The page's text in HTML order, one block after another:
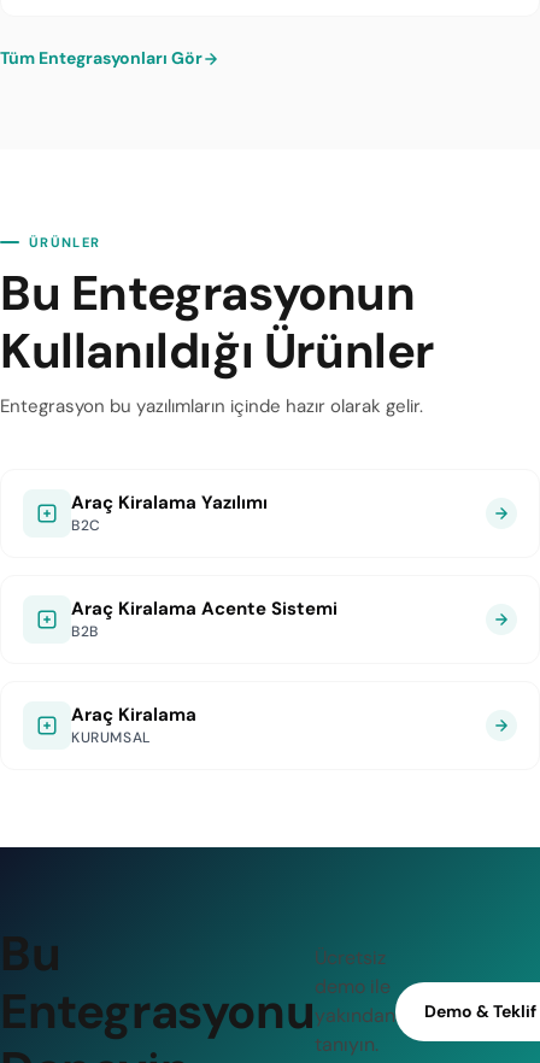
Tüm Entegrasyonları Gör
ÜRÜNLER
Bu Entegrasyonun
Kullanıldığı Ürünler
Entegrasyon bu yazılımların içinde hazır olarak gelir.
Araç Kiralama Yazılımı
B2C
Araç Kiralama Acente Sistemi
B2B
Araç Kiralama
KURUMSAL
Bu
Entegrasyonu
Ücretsiz
demo ile
yakından
tanıyın.
Demo &